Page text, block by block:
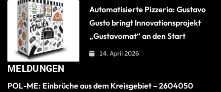
Automatisierte Pizzeria: Gustavo
Gusto bringt Innovationsprojekt
„Gustavomat“ an den Start
14. April 2026
MELDUNGEN
POL-ME: Einbrüche aus dem Kreisgebiet – 2604050